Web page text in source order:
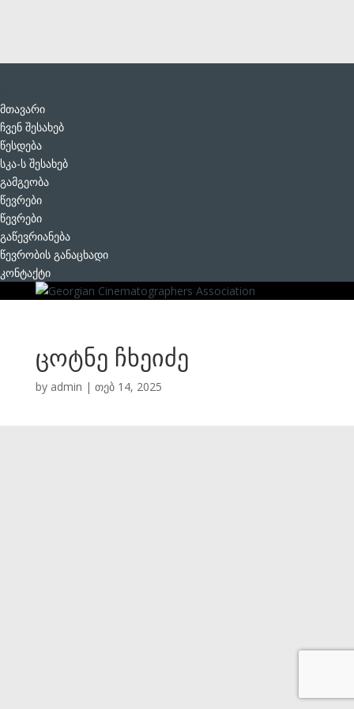
მთავარი
ჩვენ შესახებ
წესდება
სკა-ს შესახებ
გამგეობა
წევრები
წევრები
გაწევრიანება
წევრობის განაცხადი
კონტაქტი
ცოტნე ჩხეიძე
by admin | თებ 14, 2025